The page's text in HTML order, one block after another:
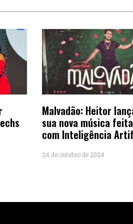
Malvadão: Heitor
sua nova música
com Inteligência
24 de outubro de 2024